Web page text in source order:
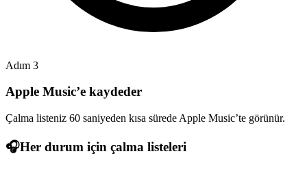
Adım 3
Apple Music’e kaydeder
Çalma listeniz 60 saniyeden kısa sürede Apple Music’te görünür.
🎧Her durum için çalma listeleri